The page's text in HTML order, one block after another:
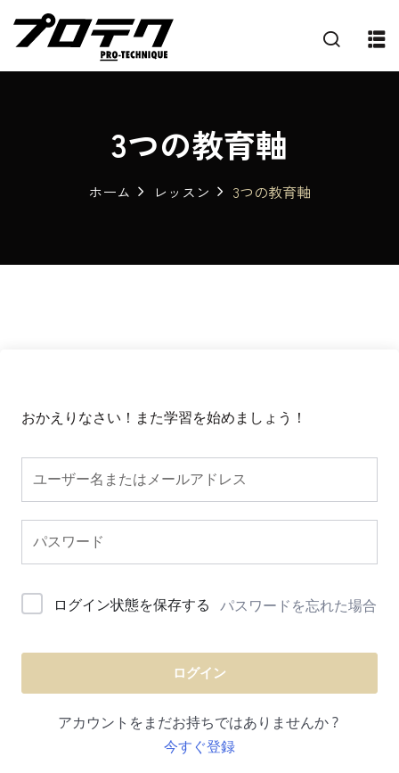
3つの教育軸
ホーム レッスン 3つの教育軸
おかえりなさい！また学習を始めましょう！
ログイン状態を保存する パスワードを忘れた場合
ログイン
アカウントをまだお持ちではありませんか ?
今すぐ登録